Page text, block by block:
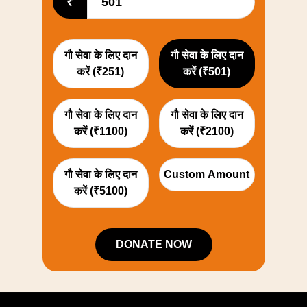
गौ सेवा के लिए दान
करें (₹251)
गौ सेवा के लिए दान
करें (₹501)
गौ सेवा के लिए दान
करें (₹1100)
गौ सेवा के लिए दान
करें (₹2100)
गौ सेवा के लिए दान
करें (₹5100)
Custom Amount
DONATE NOW